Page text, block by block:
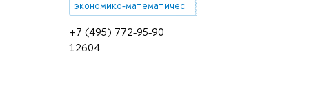
+7 (495) 772-95-90
12604
экономико-математическое и имитационное моделирование